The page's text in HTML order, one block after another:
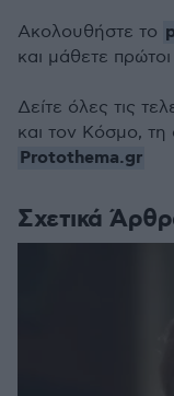
Σχετικά
Ακολουθήστε το
και μάθετε πρώτοι
Δείτε όλες τις
και τον Κόσμο, τη
Protothema.gr